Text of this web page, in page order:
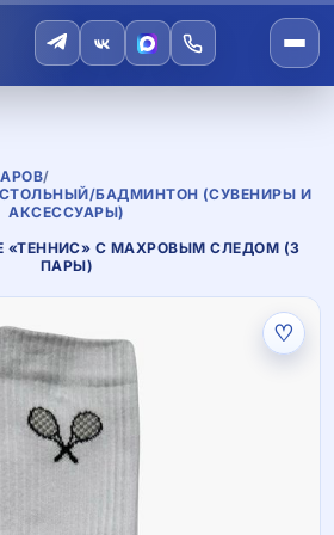
/
БАДМИНТОН (СУВЕНИРЫ И
АКСЕССУАРЫ)
«ТЕННИС» С МАХРОВЫМ СЛЕДОМ (3
ПАРЫ)
♡